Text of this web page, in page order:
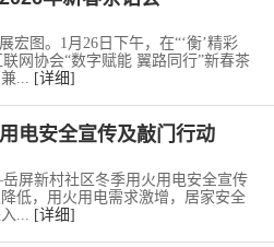
宏图。1月26日下午，在“‘衡’精彩
网协会“数字赋能 翼路同行”新春茶
...
[详细]
电安全宣传及敲门行动
屏新村社区冬季用火用电安全宣传
低，用火用电需求激增，居家安全
...
[详细]